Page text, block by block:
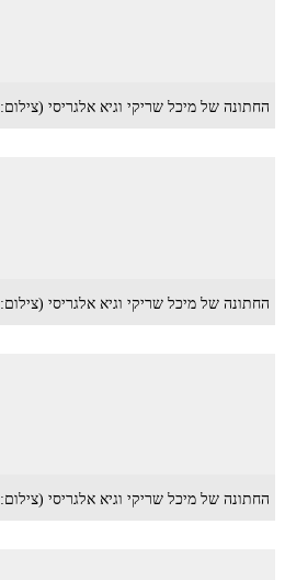
החתונה של מיכל שריקי וגיא אלגריסי (צילום: NEXT)
החתונה של מיכל שריקי וגיא אלגריסי (צילום: NEXT)
החתונה של מיכל שריקי וגיא אלגריסי (צילום: NEXT)